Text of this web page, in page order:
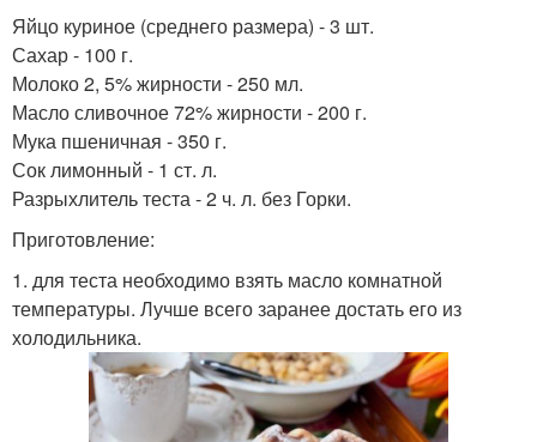
Яйцо куриное (среднего размера) - 3 шт.
Сахар - 100 г.
Молоко 2, 5% жирности - 250 мл.
Масло сливочное 72% жирности - 200 г.
Мука пшеничная - 350 г.
Сок лимонный - 1 ст. л.
Разрыхлитель теста - 2 ч. л. без Горки.
Приготовление:
1. для теста необходимо взять масло комнатной
температуры. Лучше всего заранее достать его из
холодильника.